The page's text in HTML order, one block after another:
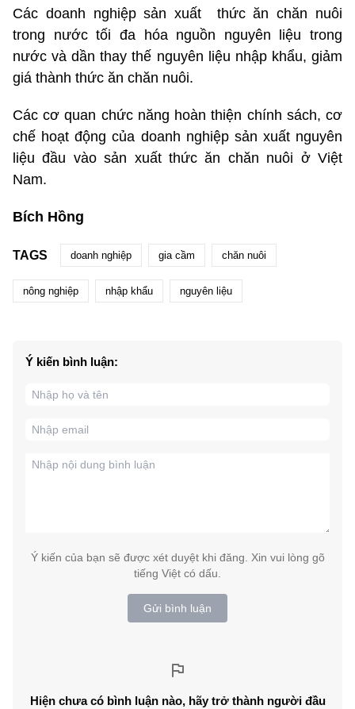
Các doanh nghiệp sản xuất thức ăn chăn nuôi
trong nước tối đa hóa nguồn nguyên liệu trong
nước và dần thay thế nguyên liệu nhập khẩu, giảm
giá thành thức ăn chăn nuôi.
Các cơ quan chức năng hoàn thiện chính sách, cơ
chế hoạt động của doanh nghiệp sản xuất nguyên
liệu đầu vào sản xuất thức ăn chăn nuôi ở Việt
Nam.
Bích Hồng
TAGS doanh nghiệp gia cầm chăn nuôi
nông nghiệp nhập khẩu nguyên liệu
Ý kiến bình luận:
Ý kiến của bạn sẽ được xét duyệt khi đăng. Xin vui lòng gõ
tiếng Việt có dấu.
Gửi bình luận
Hiện chưa có bình luận nào, hãy trở thành người đầu